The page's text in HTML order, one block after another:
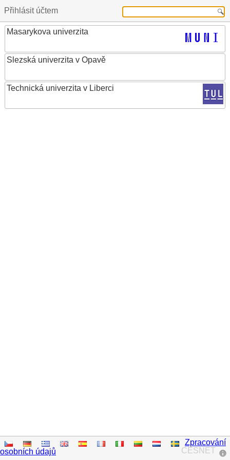
Přihlásit účtem
Masarykova univerzita
Slezská univerzita v Opavě
Technická univerzita v Liberci
CESNET
Zpracování
osobních údajů